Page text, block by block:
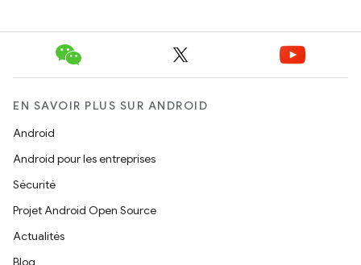
EN SAVOIR PLUS SUR ANDROID
Android
Android pour les entreprises
Sécurité
Projet Android Open Source
Actualités
Blog